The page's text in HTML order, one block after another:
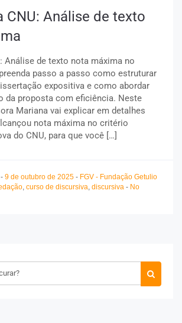
CNU: Análise de texto
Análise de texto nota máxima no
passo a passo como estruturar
expositiva e como abordar
da proposta com eficiência. Neste
Mariana vai explicar em detalhes
nota máxima no critério
do CNU, para que você […]
- 9 de outubro de 2025 - FGV - Fundação Getulio
curso de discursiva discursiva - No